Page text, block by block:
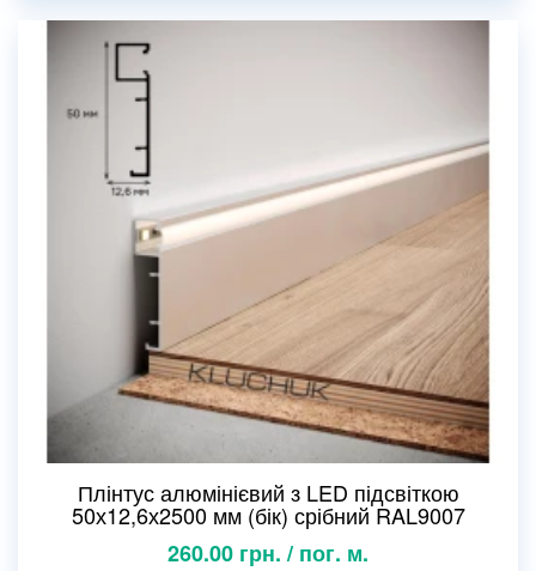
Плінтус алюмінієвий з LED підсвіткою
50х12,6х2500 мм (бік) срібний RAL9007
260.00 грн. / пог. м.